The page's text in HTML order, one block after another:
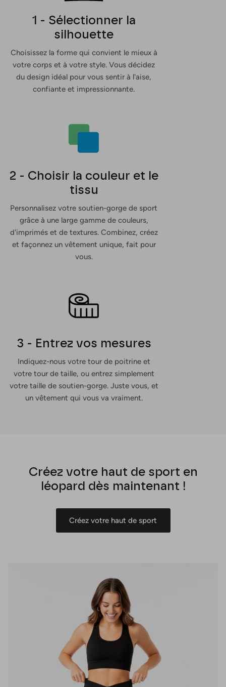
1 - Sélectionner la
silhouette
Choisissez la forme qui convient le mieux à
votre corps et à votre style. Vous décidez
du design idéal pour vous sentir à l'aise,
confiante et impressionnante.
2 - Choisir la couleur et le
tissu
Personnalisez votre soutien-gorge de sport
grâce à une large gamme de couleurs,
d'imprimés et de textures. Combinez, créez
et façonnez un vêtement unique, fait pour
vous.
3 - Entrez vos mesures
Indiquez-nous votre tour de poitrine et
votre tour de taille, ou entrez simplement
votre taille de soutien-gorge. Juste vous, et
un vêtement qui vous va vraiment.
Créez votre haut de sport en
léopard dès maintenant !
Créez votre haut de sport